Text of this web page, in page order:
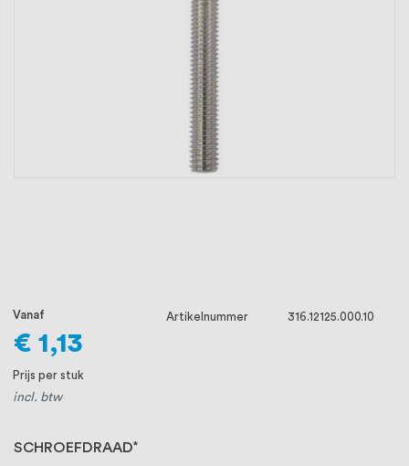
ons voorop, want we geloven dat een
goede relatie met onze klanten het
SCHROEFDRAAD
Vanaf
€ 1,13
Prijs per stuk
incl. btw
Artikelnummer 316.12125.000.10